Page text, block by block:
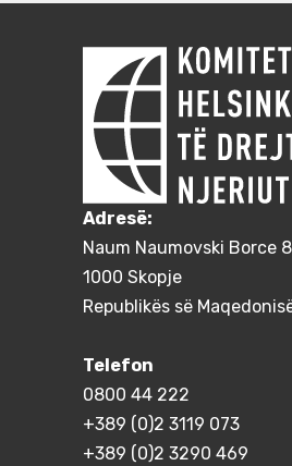
Adresë:
Naum Naumovski Borce
1000 Skopje
Republikës së
Telefon
0800 44 222
+389 (0)2 3119 073
+389 (0)2 3290 469